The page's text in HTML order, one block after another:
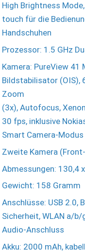
High Brightness
touch für die
Handschuhen
Prozessor: 1.5 GHz
Kamera: PureView
Bildstabilisator (OIS),
Zoom
(3x), Autofocus,
30 fps, inklusive
Smart Camera-Modus
Zweite Kamera
Abmessungen: 130,4
Gewicht: 158 Gramm
Anschlüsse: USB 2.0,
Sicherheit, WLAN a/b/
Audio-Anschluss
Akku: 2000 mAh,